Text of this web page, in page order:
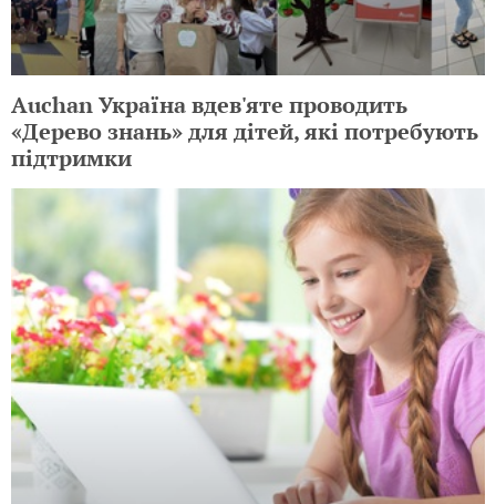
Auchan Україна вдев'яте проводить
«Дерево знань» для дітей, які потребують
підтримки